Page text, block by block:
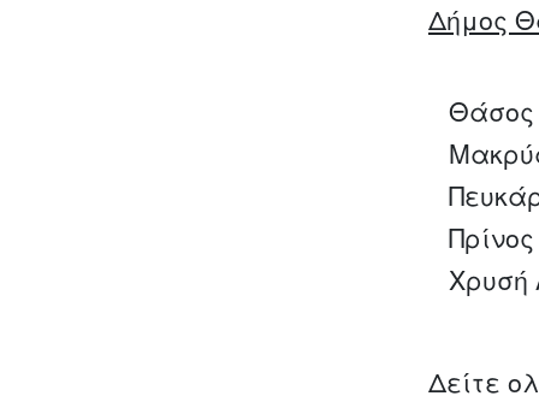
Δήμος
Θάσος
Χρυσή
Δείτε